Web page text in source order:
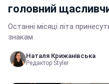
головний
Останні місяці літа
знакам
Наталя Крижанівська
Редактор Styler